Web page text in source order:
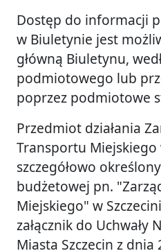
Dostęp do informacji
w Biuletynie jest
główną Biuletynu,
podmiotowego lub
poprzez podmiotowe
Przedmiot działania
Transportu Miejskiego
szczegółowo
budżetowej pn.
Miejskiego" w
załącznik do Uchwały
Miasta Szczecin z